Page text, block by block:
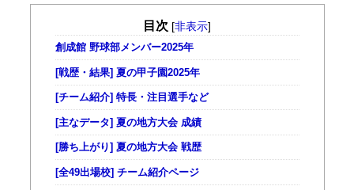
目次 [非表示]
創成館 野球部メンバー2025年
[戦歴・結果] 夏の甲子園2025年
[チーム紹介] 特長・注目選手など
[主なデータ] 夏の地方大会 成績
[勝ち上がり] 夏の地方大会 戦歴
[全49出場校] チーム紹介ページ